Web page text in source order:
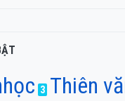
3 Thiên